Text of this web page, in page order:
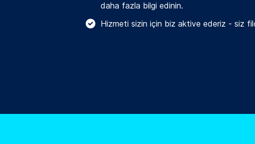
daha fazla bilgi edinin.
Hizmeti sizin için biz aktive ederiz - siz